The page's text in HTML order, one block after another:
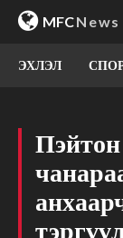
MFCNews
ЭХЛЭЛ